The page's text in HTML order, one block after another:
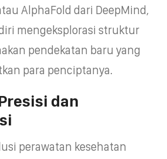
AlphaFold dari DeepMind,
mengeksplorasi struktur
pendekatan baru yang
para penciptanya.
dan
perawatan kesehatan